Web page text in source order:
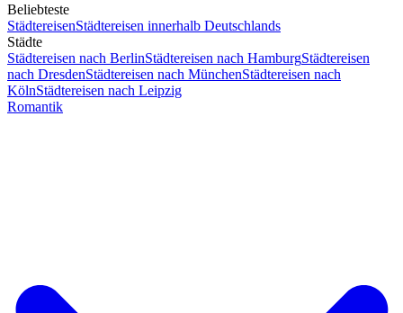
Beliebteste
StädtereisenStädtereisen innerhalb Deutschlands
Städte
Städtereisen nach BerlinStädtereisen nach HamburgStädtereisen
nach DresdenStädtereisen nach MünchenStädtereisen nach
KölnStädtereisen nach Leipzig
Romantik